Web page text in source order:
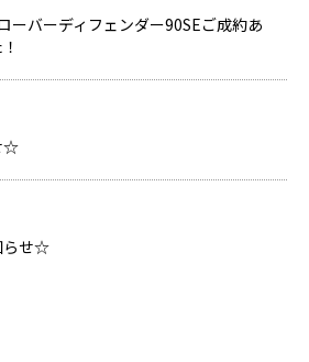
ーバーディフェンダー90SEご成約あ
☆
らせ☆